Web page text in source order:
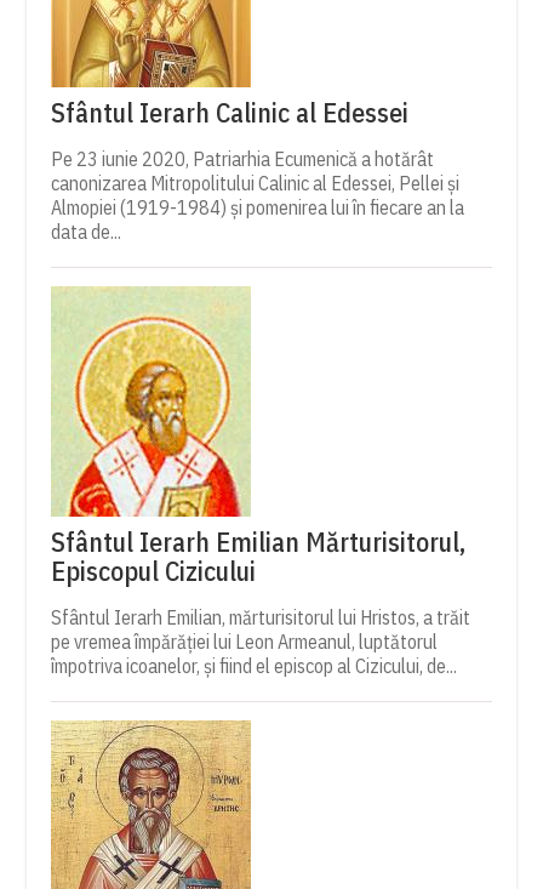
Sfântul Ierarh Calinic al Edessei
Pe 23 iunie 2020, Patriarhia Ecumenică a hotărât
canonizarea Mitropolitului Calinic al Edessei, Pellei și
Almopiei (1919-1984) și pomenirea lui în fiecare an la
data de...
Sfântul Ierarh Emilian Mărturisitorul,
Episcopul Cizicului
Sfântul Ierarh Emilian, mărturisitorul lui Hristos, a trăit
pe vremea împărăției lui Leon Armeanul, luptătorul
împotriva icoanelor, și fiind el episcop al Cizicului, de...